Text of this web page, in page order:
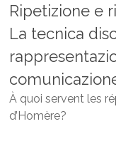
Faculté
des
lettres
Ripetizione e
La tecnica
À quoi servent les
d’Homère?